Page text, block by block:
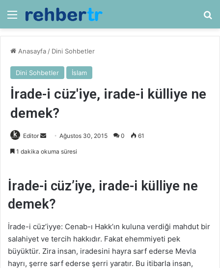
Menü
Anasayfa / Dini Sohbetler
Dini Sohbetler İslam
İrade-i cüz'iye, irade-i külliye ne
demek?
Editor
Bir
Ağustos 30, 2015 0 61
1 dakika okuma süresi
İrade-i cüz’iye, irade-i külliye ne
demek?
İrade-i cüz’iyye: Cenab-ı Hakk’ın kuluna verdiği mahdut bir
salahiyet ve tercih hakkıdır. Fakat ehemmiyeti pek
büyüktür. Zira insan, iradesini hayra sarf ederse Mevla
hayrı, şerre sarf ederse şerri yaratır. Bu itibarla insan,